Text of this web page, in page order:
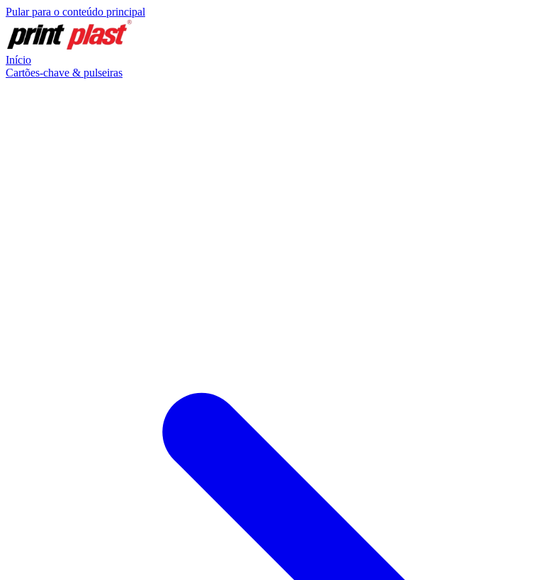
Pular para o conteúdo principal
Início
Cartões-chave & pulseiras